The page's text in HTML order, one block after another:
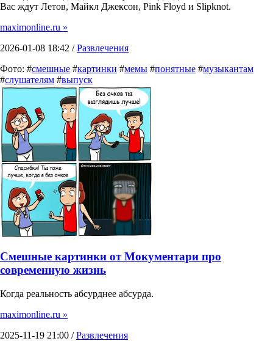
Вас ждут Летов, Майкл Джексон, Pink Floyd и Slipknot.
maximonline.ru »
2026-01-08 18:42 /Развлечения
Фото: #смешные #картинки #мемы #понятные #музыкантам
#слушателям #выпуск
Смешные картинки от Мокументари про
современную жизнь
Когда реальность абсурднее абсурда.
maximonline.ru »
2025-11-19 21:00 /Развлечения